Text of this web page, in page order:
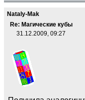
Nataly-Mak
Re: Магические кубы
31.12.2009, 09:27